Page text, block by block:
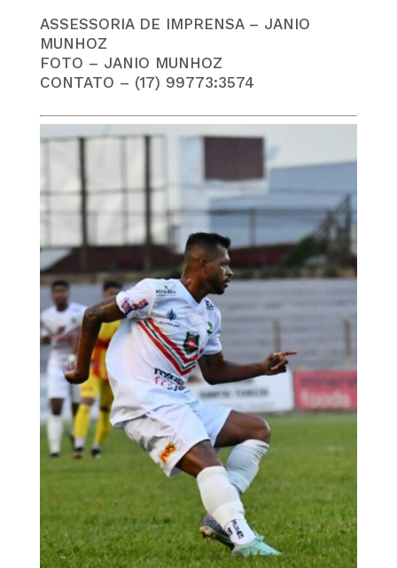
ASSESSORIA DE IMPRENSA – JANIO
MUNHOZ
FOTO – JANIO MUNHOZ
CONTATO – (17) 99773:3574